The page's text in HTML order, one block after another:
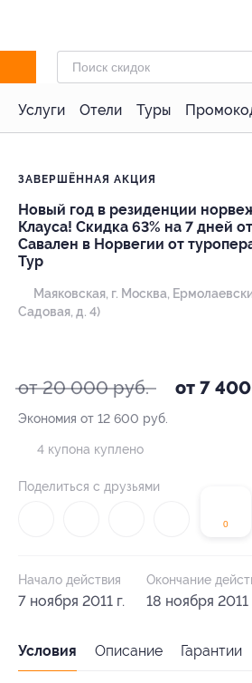
Услуги Отели Туры
ЗАВЕРШЁННАЯ АКЦИЯ
Новый год в резиденции
Клауса! Скидка 63% на 7 дней
Савален в Норвегии от
Тур
Маяковская, г. Москва,
Садовая, д. 4)
от 20 000 руб. от 7
Экономия от 12 600 руб.
0
4 купона куплено
Поделиться с друзьями
Начало действия
7 ноября 2011 г.
Окончание
18 ноября 2011
Условия Описание Гарантии